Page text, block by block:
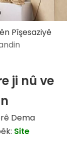
Pîşesaziyê
ji nû ve
Dema
Site